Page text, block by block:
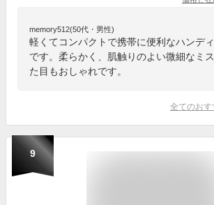
memory512(50代・男性)
軽くてコンパクトで携帯に便利なハンデ
です。柔らかく、肌触りのよい微細なミ
た目もおしゃれです。
全てのおす
9